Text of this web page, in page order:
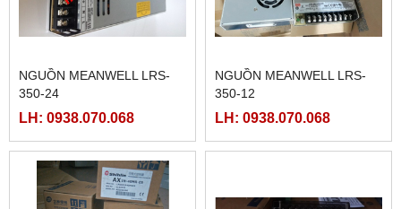
NGUỒN MEANWELL LRS-
350-24
LH: 0938.070.068
NGUỒN MEANWELL LRS-
350-12
LH: 0938.070.068